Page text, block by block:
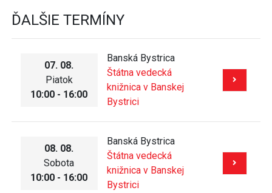
ĎALŠIE TERMÍNY
07. 08.
Piatok
10:00 - 16:00
Banská Bystrica
Štátna vedecká
knižnica v Banskej
Bystrici
08. 08.
Sobota
10:00 - 16:00
Banská Bystrica
Štátna vedecká
knižnica v Banskej
Bystrici